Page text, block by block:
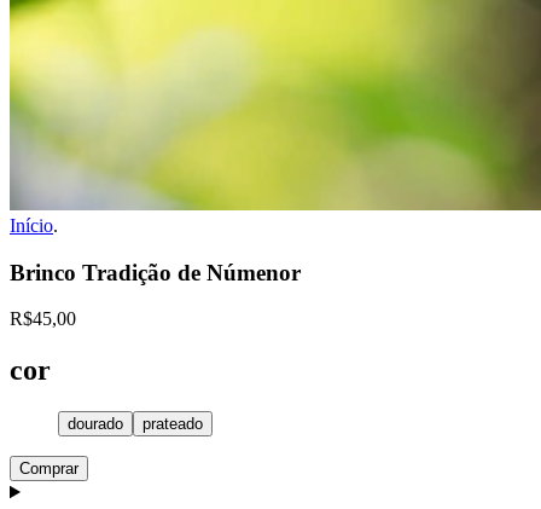
Início.
Brinco Tradição de Númenor
R$45,00
cor
dourado prateado
Comprar